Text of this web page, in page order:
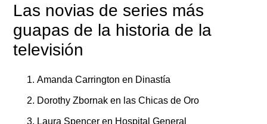
Las novias de series más
guapas de la historia de la
televisión
Amanda Carrington en Dinastía
Dorothy Zbornak en las Chicas de Oro
Laura Spencer en Hospital General